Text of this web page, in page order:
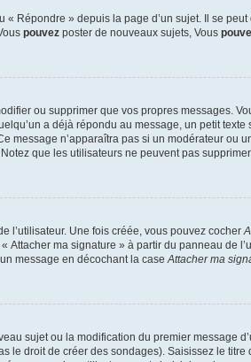
Répondre » depuis la page d’un sujet. Il se
pouvez poster de nouveaux sujets, Vous
ou supprimer que vos propres messages.
a déjà répondu au message, un petit
message n’apparaîtra pas si un modérateur
que les utilisateurs ne peuvent pas
l’utilisateur. Une fois créée, vous pouvez cocher
Attacher ma signature » à partir du panneau de
message en décochant la caseAttacher ma
sujet ou la modification du premier message
le droit de créer des sondages). Saisissez le